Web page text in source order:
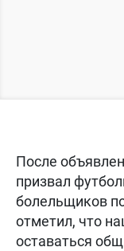
После
призвал
болельщиков
отметил, что
оставаться